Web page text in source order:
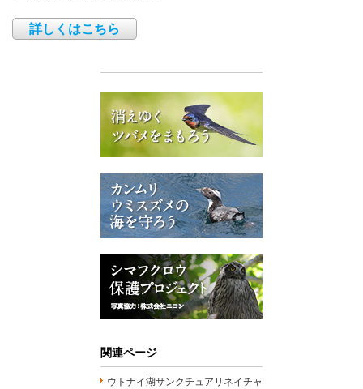
詳しくはこちら
関連ページ
ウトナイ湖サンクチュアリネイチャ